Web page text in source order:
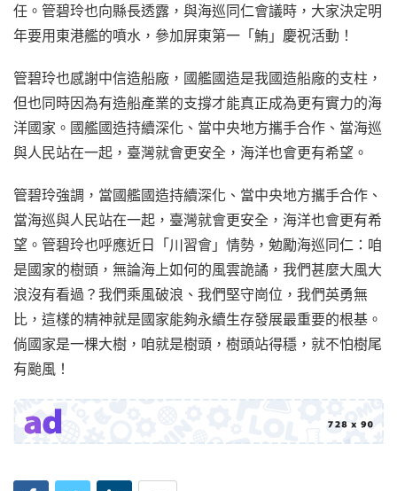
任。管碧玲也向縣長透露，與海巡同仁會議時，大家決定明
年要用東港艦的噴水，參加屏東第一「鮪」慶祝活動！
管碧玲也感謝中信造船廠，國艦國造是我國造船廠的支柱，
但也同時因為有造船產業的支撐才能真正成為更有實力的海
洋國家。國艦國造持續深化、當中央地方攜手合作、當海巡
與人民站在一起，臺灣就會更安全，海洋也會更有希望。
管碧玲強調，當國艦國造持續深化、當中央地方攜手合作、
當海巡與人民站在一起，臺灣就會更安全，海洋也會更有希
望。管碧玲也呼應近日「川習會」情勢，勉勵海巡同仁：咱
是國家的樹頭，無論海上如何的風雲詭譎，我們甚麼大風大
浪沒有看過？我們乘風破浪、我們堅守崗位，我們英勇無
比，這樣的精神就是國家能夠永續生存發展最重要的根基。
倘國家是一棵大樹，咱就是樹頭，樹頭站得穩，就不怕樹尾
有颱風！